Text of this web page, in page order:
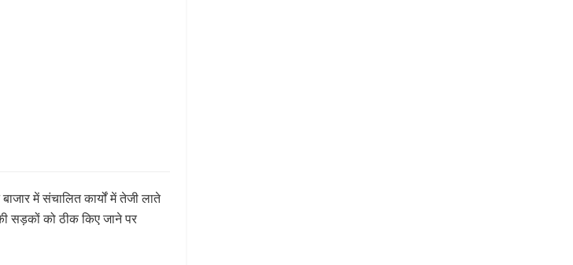
में संचालित कार्यों में तेजी लाते
सड़कों को ठीक किए जाने पर